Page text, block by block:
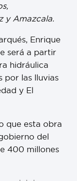
y Amazcala.
Enrique
será a partir
hidráulica
por las lluvias
y El
que esta obra
del
400 millones